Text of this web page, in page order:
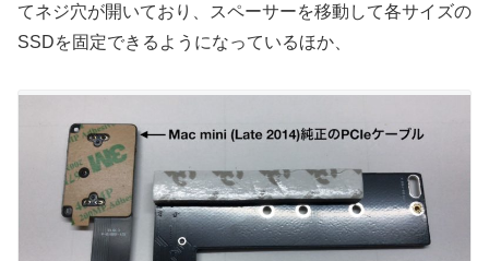
てネジ穴が開いており、スペーサーを移動して各サイズの
SSDを固定できるようになっているほか、